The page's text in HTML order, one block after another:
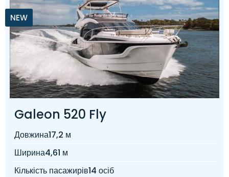
NEW
Galeon 520 Fly
Довжина17,2 м
Ширина4,61 м
Кількість пасажирів14 осіб